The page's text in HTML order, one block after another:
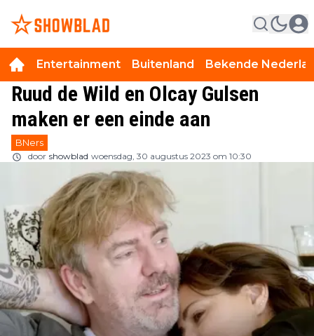
Entertainment Buitenland Bekende
Ruud de Wild en Olcay Gulsen
maken er een einde aan
BNers
door showblad woensdag, 30 augustus 2023 om 10:30